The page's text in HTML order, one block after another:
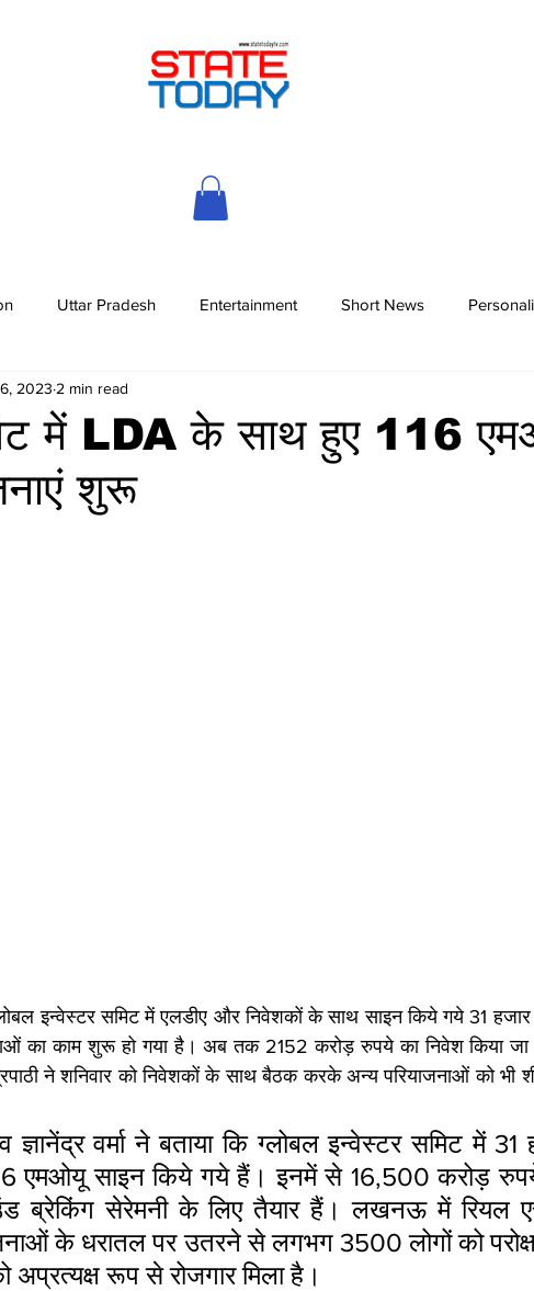
Uttar Pradesh Entertainment Short News
में LDA के साथ हुए 116
शुरू
2023 2 min read
इन्वेस्टर समिट में एलडीए और निवेशकों के साथ साइन किये गये 31
का काम शुरू हो गया है। अब तक 2152 करोड़ रुपये का निवेश किया जा
ने शनिवार को निवेशकों के साथ बैठक करके अन्य परियाजनाओं को भी
वर्मा ने बताया कि ग्लोबल इन्वेस्टर समिट में 31
एमओयू साइन किये गये हैं। इनमें से 16,500 करोड़
ब्रेकिंग सेरेमनी के लिए तैयार हैं। लखनऊ में रियल
के धरातल पर उतरने से लगभग 3500 लोगों को
रूप से रोजगार मिला है।